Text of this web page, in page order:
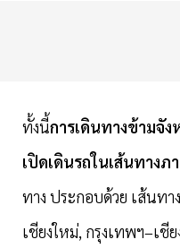
ทั้งนี้การเดินทางข้ามจัง
เปิดเดินรถในเส้นทางภ
ทาง ประกอบด้วย เส้นทา
เชียงใหม่, กรุงเทพฯ–เชี